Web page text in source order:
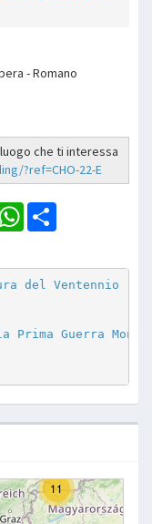
- Romano
che ti interessa
?ref=CHO-22-E
WhatsApp
del Ventennio
Prima Guerra